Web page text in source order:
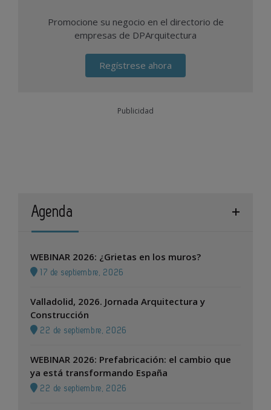
Promocione su negocio en el directorio de
empresas de DPArquitectura
Regístrese ahora
Publicidad
Agenda
WEBINAR 2026: ¿Grietas en los muros?
17 de septiembre, 2026
Valladolid, 2026. Jornada Arquitectura y
Construcción
22 de septiembre, 2026
WEBINAR 2026: Prefabricación: el cambio que
ya está transformando España
22 de septiembre, 2026